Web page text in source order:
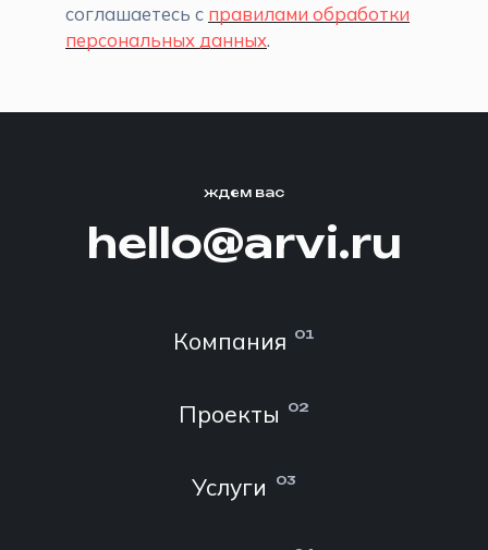
соглашаетесь с правилами обработки
персональных данных.
ждем вас
hello@arvi.ru
Компания 01
Проекты 02
Услуги 03